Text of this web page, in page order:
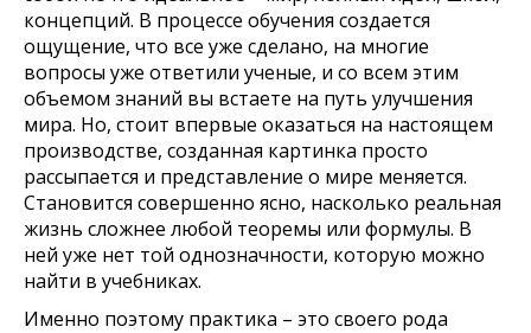
концепций. В процессе обучения создается
ощущение, что все уже сделано, на многие
вопросы уже ответили ученые, и со всем этим
объемом знаний вы встаете на путь улучшения
мира. Но, стоит впервые оказаться на настоящем
производстве, созданная картинка просто
рассыпается и представление о мире меняется.
Становится совершенно ясно, насколько реальная
жизнь сложнее любой теоремы или формулы. В
ней уже нет той однозначности, которую можно
найти в учебниках.
Именно поэтому практика – это своего рода